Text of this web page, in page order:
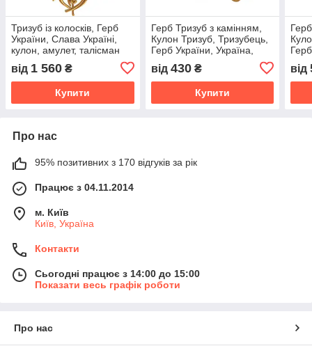
Тризуб із колосків, Герб
України, Слава Україні,
кулон, амулет, талісман
від 1 560 ₴
Купити
Герб Тризуб з камінням,
Кулон Тризуб, Тризубець,
Герб України, Україна,
талісман
від 430₴
Купити
від
Про нас
95% позитивних з 170 відгуків за рік
Працює з 04.11.2014
м. Київ
Київ, Україна
Контакти
Сьогодні працює з 14:00 до 15:00
Показати весь графік роботи
Про нас